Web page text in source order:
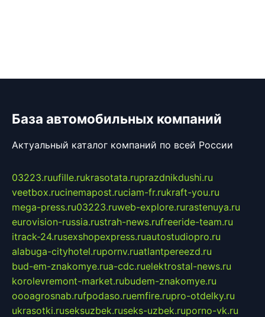
База автомобильных компаний
Актуальный каталог компаний по всей России
03223.ruufille.rukrasotata.ruprazdnikdushi.ru
veetbox.rucinemapost.ruciam-fr.rukraft-you.ru
mega-press.ru03223.ruweb-explore.rurastenuya.ru
eurovision-russia.rustrah-news.rufreeride-team.ru
itrack-24.rusexshopexpress.ruautostudiopro.ru
alabuga-cityhotel.rupornv.ruatlantpereezd.ru
bud-em-znakomye.rua-cdc.ruelektrostal-news.ru
korolevremont-market.rubudem-znakomye.ru
oooagrosnab.rufpodaso.ruemfire.rupro-otdelky.ru
ukrasotki.ruseksuzbek.ruseks-uzbek.ruporno-vk.ru